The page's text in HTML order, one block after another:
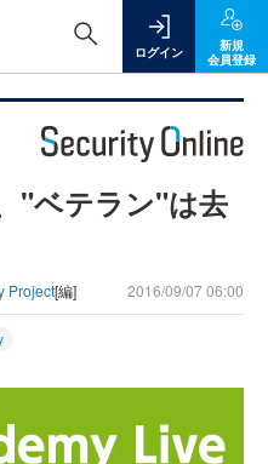
ログイン
新規
会員登録
"ベテラン"は去
Project[編] 2016/09/07 06:00